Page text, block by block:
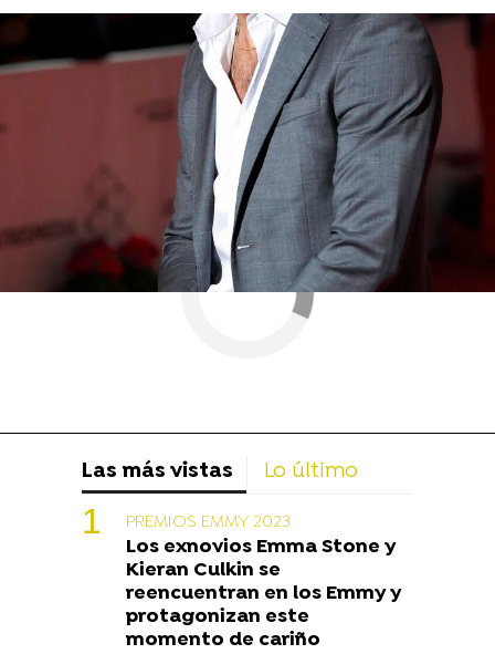
Ángela Molina Premios Goya
Las más vistas Lo último
PREMIOS EMMY 2023
Los exnovios Emma Stone y
Kieran Culkin se
reencuentran en los Emmy y
protagonizan este
momento de cariño